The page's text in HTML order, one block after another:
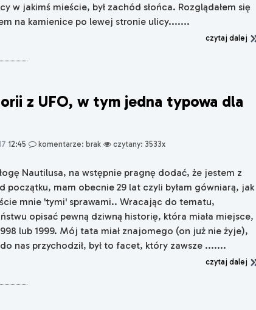
w jakimś mieście, był zachód słońca. Rozglądałem się
na kamienice po lewej stronie ulicy.......
czytaj dalej
z UFO, w tym jedna typowa dla
12:45 komentarze: brak czytany: 3533x
Nautilusa, na wstępnie pragnę dodać, że jestem z
początku, mam obecnie 29 lat czyli byłam gówniarą, jak
mnie 'tymi' sprawami.. Wracając do tematu,
opisać pewną dziwną historię, która miała miejsce,
lub 1999. Mój tata miał znajomego (on już nie żyje),
nas przychodził, był to facet, który zawsze .......
czytaj dalej